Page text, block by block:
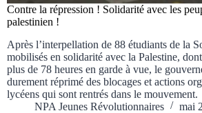
Contre la répression ! Solidarité avec les
palestinien !
Après l’interpellation de 88 étudiants de la
mobilisés en solidarité avec la Palestine,
plus de 78 heures en garde à vue, le
durement réprimé des blocages et actions
lycéens qui sont rentrés dans le mouvement.
NPA Jeunes Révolutionnaires
mai